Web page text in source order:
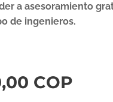
a asesoramiento
de ingenieros.
COP